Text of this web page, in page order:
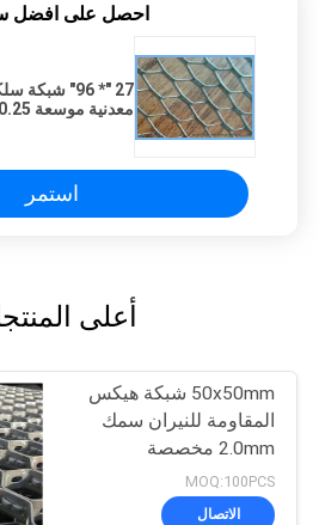
احصل على افضل
27 "* 96"
معدنية موسعة 0.25 - 0.58 مم
استمر
أعلى
50x50mm شبكة هيكس
المقاومة للنيران سمك
2.0mm مخصصة
MOQ:100PCS
الاتصال